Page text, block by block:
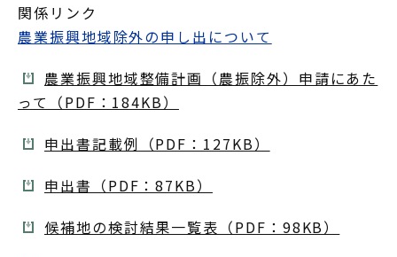
関係リンク
農業振興地域除外の申し出について
農業振興地域整備計画（農振除外）申請にあた
って（PDF：184KB）
申出書記載例（PDF：127KB）
申出書（PDF：87KB）
候補地の検討結果一覧表（PDF：98KB）